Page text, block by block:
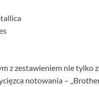
z zestawieniem nie tylko
notowania –